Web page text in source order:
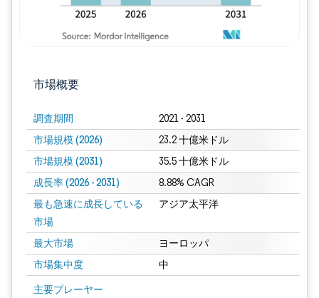
市場概要
調査期間 2021 - 2031
市場規模 (2026) 23.2 十億米ドル
市場規模 (2031) 35.5 十億米ドル
成長率 (2026 - 2031) 8.88% CAGR
最も急速に成長している
市場
アジア太平洋
最大市場 ヨーロッパ
市場集中度 中
主要プレーヤー
画像 © Mordor Intelligence。再利用にはCC BY 4.0の表示が必要です。